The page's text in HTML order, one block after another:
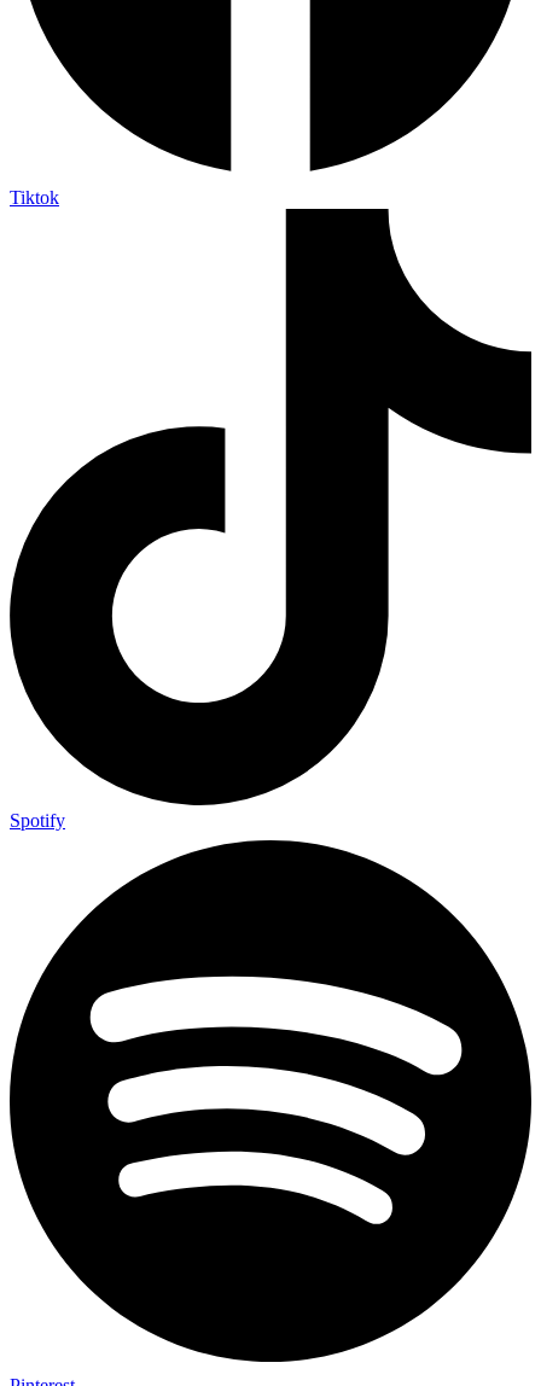
Tiktok
Spotify